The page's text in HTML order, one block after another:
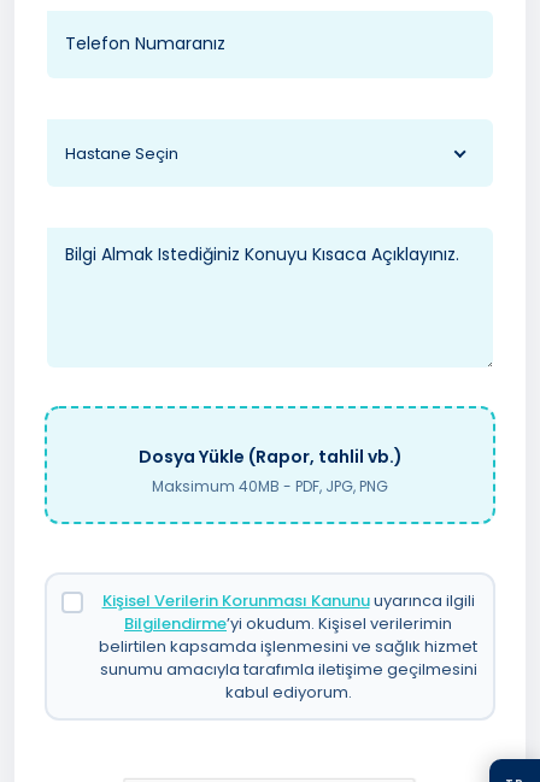
Hastane Seçin
Dosya Yükle (Rapor, tahlil vb.)
Maksimum 40MB - PDF, JPG, PNG
Kişisel Verilerin Korunması Kanunuuyarınca ilgili
Bilgilendirme’yi okudum. Kişisel verilerimin
belirtilen kapsamda işlenmesini ve sağlık hizmet
sunumu amacıyla tarafımla iletişime geçilmesini
kabul ediyorum.